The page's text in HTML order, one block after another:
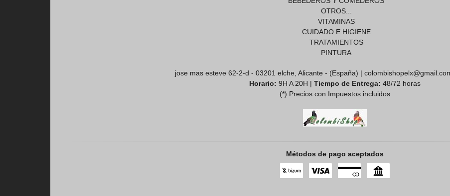
OTROS...
VITAMINAS
CUIDADO E HIGIENE
TRATAMIENTOS
PINTURA
jose mas esteve 62-2-d - 03201 elche, Alicante - (España) |
Horario: 9H A 20H | Tiempo de Entrega: 48/72 horas
(*) Precios con Impuestos incluidos
Métodos de pago aceptados